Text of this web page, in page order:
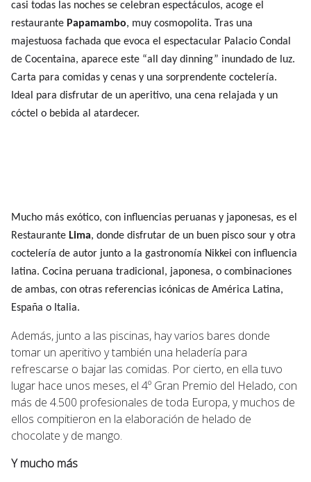
casi todas las noches se celebran espectáculos, acoge el
restaurante Papamambo, muy cosmopolita. Tras una
majestuosa fachada que evoca el espectacular Palacio Condal
de Cocentaina, aparece este “all day dinning” inundado de luz.
Carta para comidas y cenas y una sorprendente coctelería.
Ideal para disfrutar de un aperitivo, una cena relajada y un
cóctel o bebida al atardecer.
Mucho más exótico, con influencias peruanas y japonesas, es el
Restaurante Lima, donde disfrutar de un buen pisco sour y otra
coctelería de autor junto a la gastronomía Nikkei con influencia
latina. Cocina peruana tradicional, japonesa, o combinaciones
de ambas, con otras referencias icónicas de América Latina,
España o Italia.
Además, junto a las piscinas, hay varios bares donde
tomar un aperitivo y también una heladería para
refrescarse o bajar las comidas. Por cierto, en ella tuvo
lugar hace unos meses, el 4º Gran Premio del Helado, con
más de 4.500 profesionales de toda Europa, y muchos de
ellos compitieron en la elaboración de helado de
chocolate y de mango.
Y mucho más